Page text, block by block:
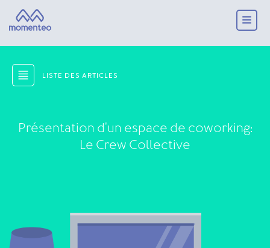
LISTE DES ARTICLES
Présentation d'un espace de coworking:
Le Crew Collective